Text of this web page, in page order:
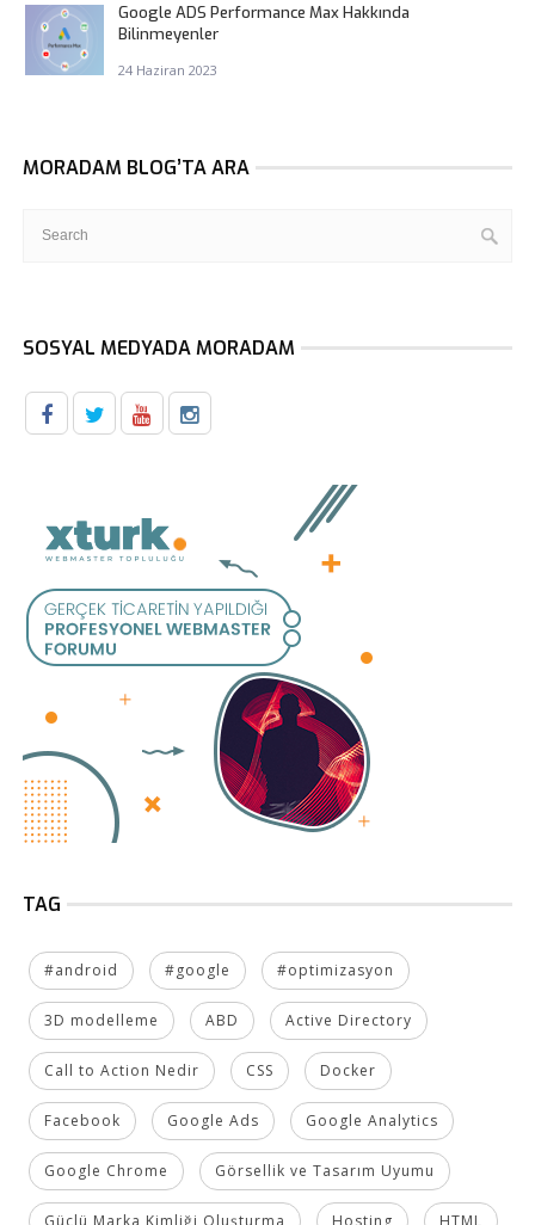
Google ADS Performance Max Hakkında
Bilinmeyenler
24 Haziran 2023
MORADAM BLOG’TA ARA
SOSYAL MEDYADA MORADAM
TAG
#android #google #optimizasyon
3D modelleme ABD Active Directory
Call to Action Nedir CSS Docker
Facebook Google Ads Google Analytics
Google Chrome Görsellik ve Tasarım Uyumu
Güçlü Marka Kimliği Oluşturma Hosting HTML